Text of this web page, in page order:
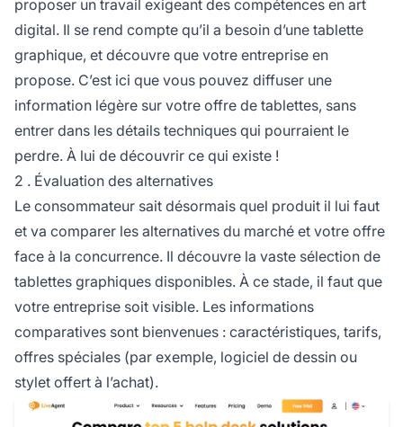
proposer un travail exigeant des compétences en art
digital. Il se rend compte qu’il a besoin d’une tablette
graphique, et découvre que votre entreprise en
propose. C’est ici que vous pouvez diffuser une
information légère sur votre offre de tablettes, sans
entrer dans les détails techniques qui pourraient le
perdre. À lui de découvrir ce qui existe !
2 . Évaluation des alternatives
Le consommateur sait désormais quel produit il lui faut
et va comparer les alternatives du marché et votre offre
face à la concurrence. Il découvre la vaste sélection de
tablettes graphiques disponibles. À ce stade, il faut que
votre entreprise soit visible. Les informations
comparatives sont bienvenues : caractéristiques, tarifs,
offres spéciales (par exemple, logiciel de dessin ou
stylet offert à l’achat).